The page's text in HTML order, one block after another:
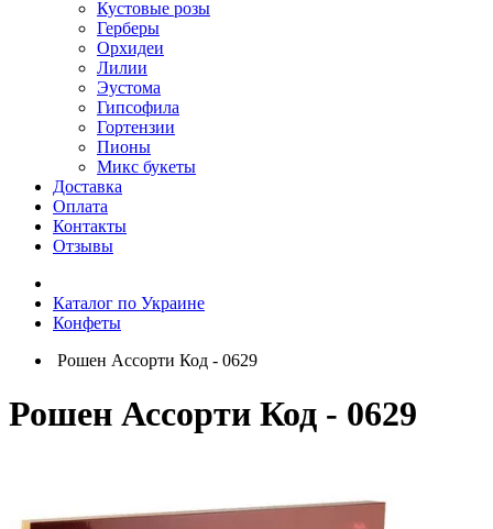
Кустовые розы
Герберы
Орхидеи
Лилии
Эустома
Гипсофила
Гортензии
Пионы
Микс букеты
Доставка
Оплата
Контакты
Отзывы
Каталог по Украине
Конфеты
Рошен Ассорти Код - 0629
Рошен Ассорти Код - 0629